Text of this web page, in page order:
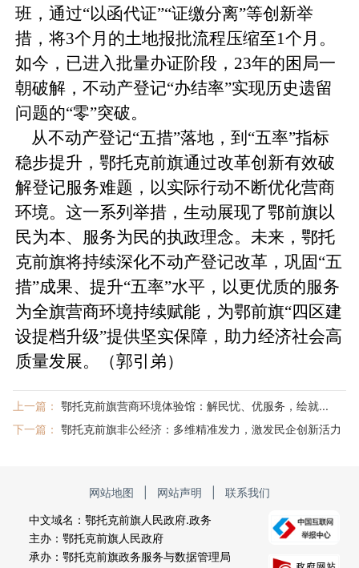
班，通过“以函代证”“证缴分离”等创新举
措，将3个月的土地报批流程压缩至1个月。
如今，已进入批量办证阶段，23年的困局一
朝破解，不动产登记“办结率”实现历史遗留
问题的“零”突破。
从不动产登记“五措”落地，到“五率”指标
稳步提升，鄂托克前旗通过改革创新有效破
解登记服务难题，以实际行动不断优化营商
环境。这一系列举措，生动展现了鄂前旗以
民为本、服务为民的执政理念。未来，鄂托
克前旗将持续深化不动产登记改革，巩固“五
措”成果、提升“五率”水平，以更优质的服务
为全旗营商环境持续赋能，为鄂前旗“四区建
设提档升级”提供坚实保障，助力经济社会高
质量发展。（郭引弟）
上一篇： 鄂托克前旗营商环境体验馆：解民忧、优服务，绘就...
下一篇： 鄂托克前旗非公经济：多维精准发力，激发民企创新活力
网站地图 网站声明
联系我们
中文域名：鄂托克前旗人民政府.政务
主办：鄂托克前旗人民政府
承办：鄂托克前旗政务服务与数据管理局